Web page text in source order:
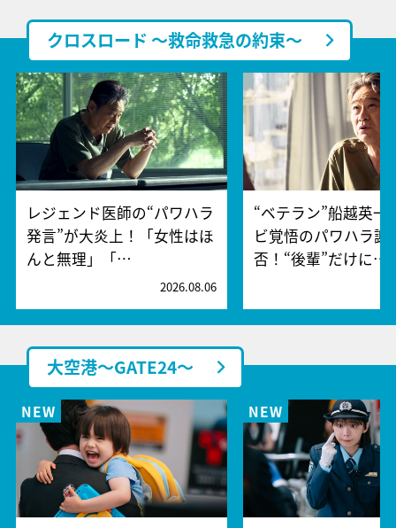
クロスロード ～救命救急の約束～
レジェンド医師の“パワハラ
発言”が大炎上！「女性はほ
んと無理」「…
2026.08.06
“ベテラン”船越英一
ビ覚悟のパワハラ謝
否！“後輩”だけに…
大空港～GATE24～